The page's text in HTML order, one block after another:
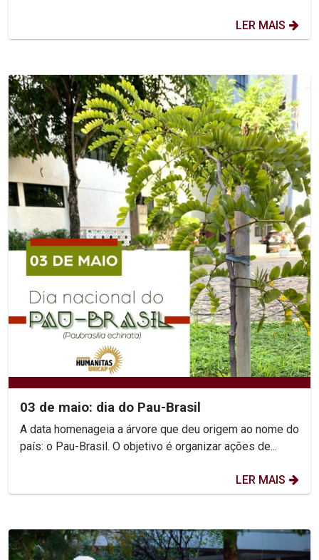
LER MAIS
03 de maio: dia do Pau-Brasil
A data homenageia a árvore que deu origem ao nome do
país: o Pau-Brasil. O objetivo é organizar ações de...
LER MAIS